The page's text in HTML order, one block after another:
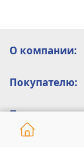
О компании:
Покупателю:
Помощь: